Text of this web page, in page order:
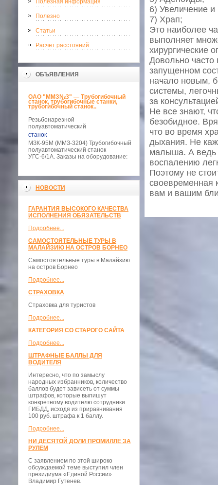
Полезная информация
Полезно
Статьи
Расчет расстояний
ОБЪЯВЛЕНИЯ
ОАО "ММЗ№3" — Трубогибочный
станок, трубогибочные станки,
трубогибочный станок..
Резьбонарезной
полуавтоматический
станок
МЗК-95М (ММЗ-3204) Трубогибочный
полуавтоматический станок
УГС-6/1А. Заказы на оборудование:
НОВОСТИ
ГАРАНТИЯ ВЫСОКОГО КАЧЕСТВА
ИСПОЛНЕНИЯ ОБЯЗАТЕЛЬСТВ
Подробнее...
САМОСТОЯТЕЛЬНЫЕ ТУРЫ В
МАЛАЙЗИЮ НА ОСТРОВ БОРНЕО
Самостоятельные туры в Малайзию
на остров Борнео
Подробнее...
СТРАХОВКА
Страховка для туристов
Подробнее...
КАТЕГОРИЯ СО СТАРОГО САЙТА
Подробнее...
ШТРАФНЫЕ БАЛЛЫ ДЛЯ
ВОДИТЕЛЯ
Интересно, что по замыслу
народных избранников, количество
баллов будет зависеть от суммы
штрафов, которые выпишут
конкретному водителю сотрудники
ГИБДД, исходя из приравнивания
100 руб. штрафа к 1 баллу.
Подробнее...
НИ ДЕСЯТОЙ ДОЛИ ПРОМИЛЛЕ ЗА
РУЛЕМ
С заявлением по этой широко
обсуждаемой теме выступил член
президиума «Единой России»
Владимир Гутенев.
6) Увеличение
7) Храп;
Это наиболее
выполняет
хирургические
Довольно часто
запущенном
начало новым,
системы,
за
Не все знают,
безобидное.
что во время
дыхания. Не
малыша. А ведь
воспалению
Поэтому не
своевременная
вам и вашим